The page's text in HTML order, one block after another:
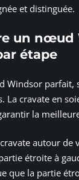
et distinguée.
un nœud
étape
parfait,
La cravate en
la
autour de
étroite à
que la partie